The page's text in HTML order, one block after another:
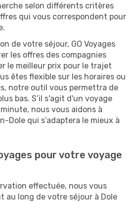
selon différents critères
qui vous correspondent pour
de votre séjour, GO Voyages
les offres des compagnies
le meilleur prix pour le trajet
êtes flexible sur les horaires ou
notre outil vous permettra de
bas. S’il s'agit d'un voyage
nous vous aidons à
Dole qui s’adaptera le mieux à
pour votre voyage
effectuée, nous vous
au long de votre séjour à Dole